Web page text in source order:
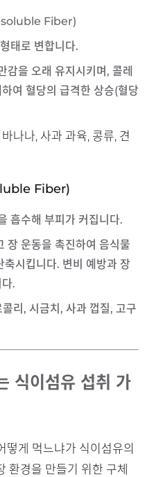
soluble Fiber)
태로 변합니다.
감을 오래 유지시키며, 콜레
여 혈당의 급격한 상승(혈당
나나, 사과 과육, 콩류, 견
Fiber)
흡수해 부피가 커집니다.
장 운동을 촉진하여 음식물
시킵니다. 변비 예방과 장
.
리, 시금치, 사과 껍질, 고구
식이섬유 섭취 가
떻게 먹느냐가 식이섬유의
환경을 만들기 위한 구체